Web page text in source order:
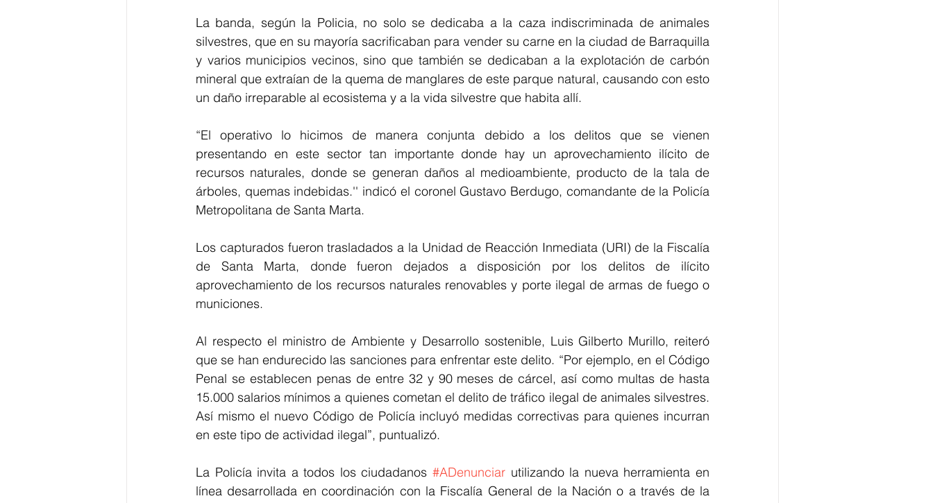
La banda, según la Policia, no solo se dedicaba a la caza indiscriminada de animales
silvestres, que en su mayoría sacrificaban para vender su carne en la ciudad de Barraquilla
y varios municipios vecinos, sino que también se dedicaban a la explotación de carbón
mineral que extraían de la quema de manglares de este parque natural, causando con esto
un daño irreparable al ecosistema y a la vida silvestre que habita allí.
“El operativo lo hicimos de manera conjunta debido a los delitos que se vienen
presentando en este sector tan importante donde hay un aprovechamiento ilícito de
recursos naturales, donde se generan daños al medioambiente, producto de la tala de
árboles, quemas indebidas.'' indicó el coronel Gustavo Berdugo, comandante de la Policía
Metropolitana de Santa Marta.
Los capturados fueron trasladados a la Unidad de Reacción Inmediata (URI) de la Fiscalía
de Santa Marta, donde fueron dejados a disposición por los delitos de ilícito
aprovechamiento de los recursos naturales renovables y porte ilegal de armas de fuego o
municiones.
Al respecto el ministro de Ambiente y Desarrollo sostenible, Luis Gilberto Murillo, reiteró
que se han endurecido las sanciones para enfrentar este delito. “Por ejemplo, en el Código
Penal se establecen penas de entre 32 y 90 meses de cárcel, así como multas de hasta
15.000 salarios mínimos a quienes cometan el delito de tráfico ilegal de animales silvestres.
Así mismo el nuevo Código de Policía incluyó medidas correctivas para quienes incurran
en este tipo de actividad ilegal”, puntualizó.
La Policía invita a todos los ciudadanos #ADenunciar utilizando la nueva herramienta en
línea desarrollada en coordinación con la Fiscalía General de la Nación o a través de la